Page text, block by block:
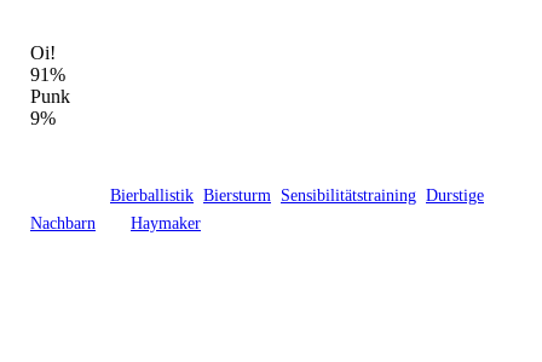
Oi!
91%
Punk
9%
Bierballistik Biersturm Sensibilitätstraining Durstige
Nachbarn
Haymaker